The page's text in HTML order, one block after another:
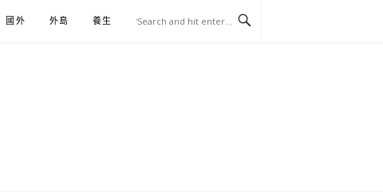
國外 外島 養生 伴手禮